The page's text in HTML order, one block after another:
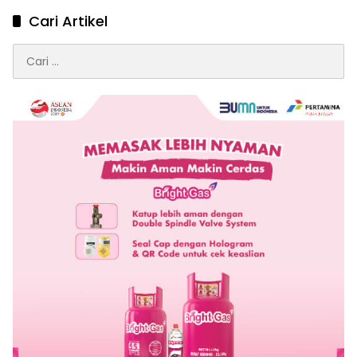
Cari Artikel
untuk: